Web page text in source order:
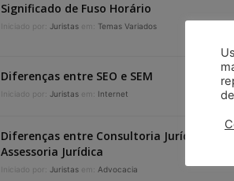
Significado de Fuso Horário
Iniciado por: Juristas em: Temas Variados
Diferenças entre SEO e SEM
Iniciado por: Juristas em: Internet
Diferenças entre Consultoria Jurídica e
Assessoria Jurídica
Iniciado por: Juristas em: Advocacia